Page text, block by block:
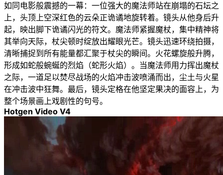
如同电影般震撼的一幕：一位强大的魔法师站在崩塌的石坛之
上，头顶上空深红色的云朵正诡谲地旋转着。镜头从他身后升
起，映出脚下诡谲闪光的符文。魔法师紧握魔杖，集中精神将
其举向天际，杖尖顿时绽放出耀眼光芒。镜头迅速环绕拍摄，
清晰捕捉到所有能量都汇聚于杖尖的瞬间。火花螺旋般升腾，
形成如蛇般蜿蜒的烈焰（蛇形火焰）。当魔法师用力挥出魔杖
之际，一道足以焚尽战场的火焰冲击波喷涌而出，尘土与火星
在冲击波中狂舞。最后，镜头定格在他坚定果决的面容上，为
整个场景画上戏剧性的句号。
Hotgen Video V4